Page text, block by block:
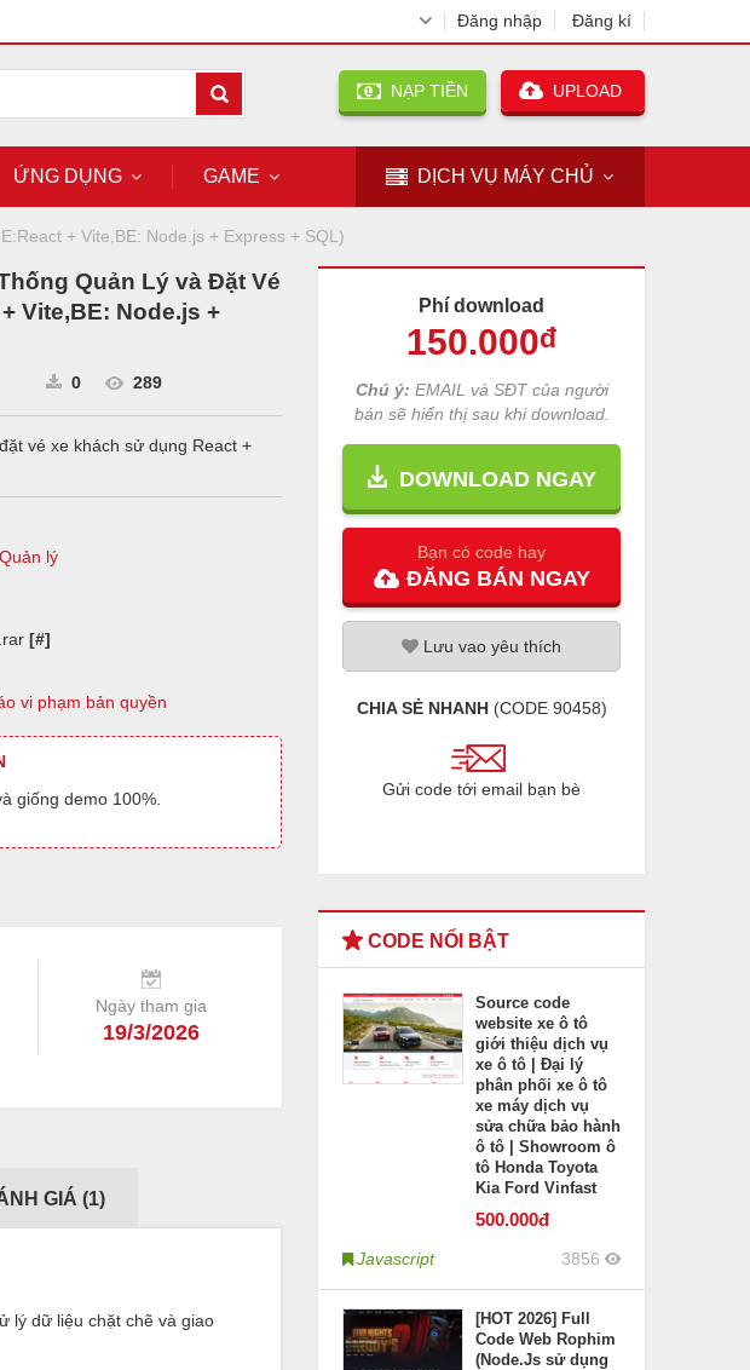
Đăng nhập Đăng kí
NẠP TIỀN UPLOAD
ỨNG DỤNG GAME DỊCH VỤ MÁY CHỦ
+ Vite,BE: Node.js + Express + SQL)
Quản Lý và Đặt Vé
Vite,BE: Node.js +
0 289
vé xe khách sử dụng React +
Quản lý
[#]
vi phạm bản quyền
giống demo 100%.
Ngày tham gia
19/3/2026
GIÁ (1)
lý dữ liệu chặt chẽ và giao
Phí download
150.000đ
Chú ý: EMAIL và SĐT của người
bán sẽ hiển thị sau khi download.
DOWNLOAD NGAY
Bạn có code hay
ĐĂNG BÁN NGAY
Lưu vao yêu thích
CHIA SẺ NHANH(CODE 90458)
Gửi code tới email bạn bè
CODE NỔI BẬT
Source code
website xe ô tô
giới thiệu dịch vụ
xe ô tô | Đại lý
phân phối xe ô tô
xe máy dịch vụ
sửa chữa bảo hành
ô tô | Showroom ô
tô Honda Toyota
Kia Ford Vinfast
500.000đ
Javascript 3856
[HOT 2026] Full
Code Web Rophim
(Node.Js sử dụng